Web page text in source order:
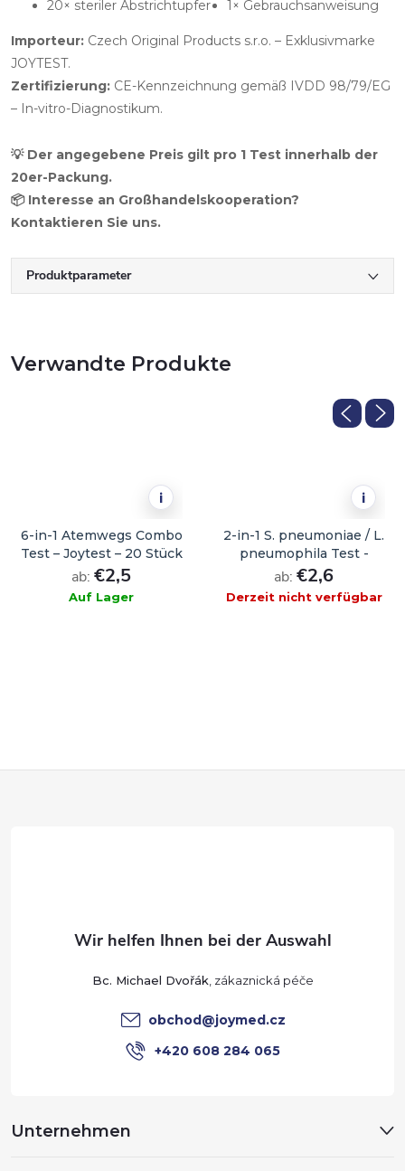
20× steriler Abstrichtupfer
1× Gebrauchsanweisung
Importeur: Czech Original Products s.r.o. – Exklusivmarke
JOYTEST.
Zertifizierung: CE-Kennzeichnung gemäß IVDD 98/79/EG
– In-vitro-Diagnostikum.
💡 Der angegebene Preis gilt pro 1 Test innerhalb der
20er-Packung.
📦 Interesse an Großhandelskooperation?
Kontaktieren Sie uns.
Produktparameter
Verwandte Produkte
i
6-in-1 Atemwegs Combo
Test – Joytest – 20 Stück
ab: €2,5
Auf Lager
i
2-in-1 S. pneumoniae / L.
pneumophila Test -
JoyTest - 1 Stück
ab: €2,6
Derzeit nicht verfügbar
Bc. Michael Dvořák
obchod@joymed.cz
+420 608 284 065
Unternehmen